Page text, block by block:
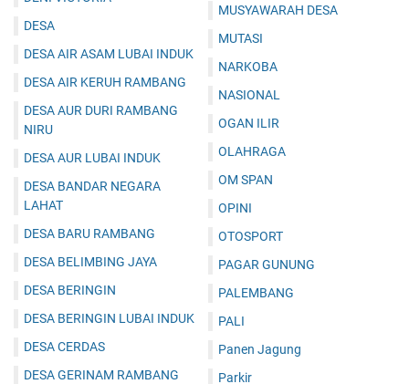
DESA
DESA AIR ASAM LUBAI INDUK
DESA AIR KERUH RAMBANG
DESA AUR DURI RAMBANG
NIRU
DESA AUR LUBAI INDUK
DESA BANDAR NEGARA
LAHAT
DESA BARU RAMBANG
DESA BELIMBING JAYA
DESA BERINGIN
DESA BERINGIN LUBAI INDUK
DESA CERDAS
DESA GERINAM RAMBANG
MUSYAWARAH DESA
MUTASI
NARKOBA
NASIONAL
OGAN ILIR
OLAHRAGA
OM SPAN
OPINI
OTOSPORT
PAGAR GUNUNG
PALEMBANG
PALI
Panen Jagung
Parkir